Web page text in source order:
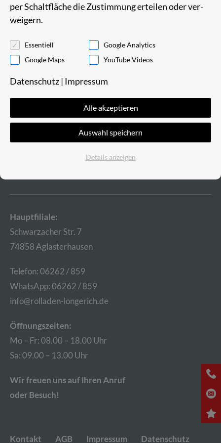
Rol­la­den Lon­ge­rich GmbH
Haupt­fi­lia­le:
Schwar­z­acher Str. 7
74858 Aglas­ter­hau­sen
Te­le­fon: 06262 / 859
Whats­App: 06262 / 859
info@​rolladen-​longerich.​de
Öff­nungs­zei­ten:
Mo – Fr: 08.00 – 18.00 Uhr
Sa: 09.00 – 13.00 Uhr
Wir freu­en uns auf Ihren Anruf
oder Be­such!
Kon­takt AGB Im­pres­sum Da­ten­schutz
per Schalt­flä­che die Zu­stim­mung er­tei­len oder ver­
wei­gern.
Es­sen­ti­ell
Google Analytics
Google Maps
YouTube Videos
Da­ten­schutz | Im­pres­sum
Alle akzeptieren
Auswahl speichern
Details anzeigen